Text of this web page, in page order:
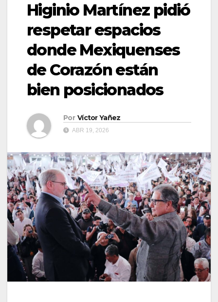
Higinio Martínez pidió
respetar espacios
donde Mexiquenses
de Corazón están
bien posicionados
Por Víctor Yañez
ABR 19, 2026